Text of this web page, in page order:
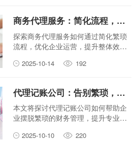
商务代理服务：简化流程，让您的企业运营更高效！
探索商务代理服务如何通过简化繁琐
流程，优化企业运营，提升整体效
功的关键助力。
2025-10-14 192
代理记账公司：告别繁琐，让财务管理更专业
本文将探讨代理记账公司如何帮助企
业摆脱繁琐的财务管理，提升专业性
2025-10-10 220